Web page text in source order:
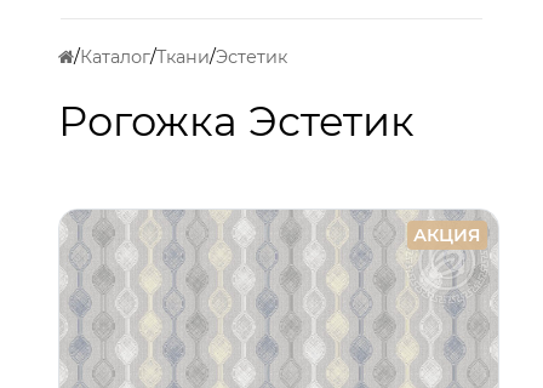
Каталог Ткани Эстетик
Рогожка Эстетик
АКЦИЯ